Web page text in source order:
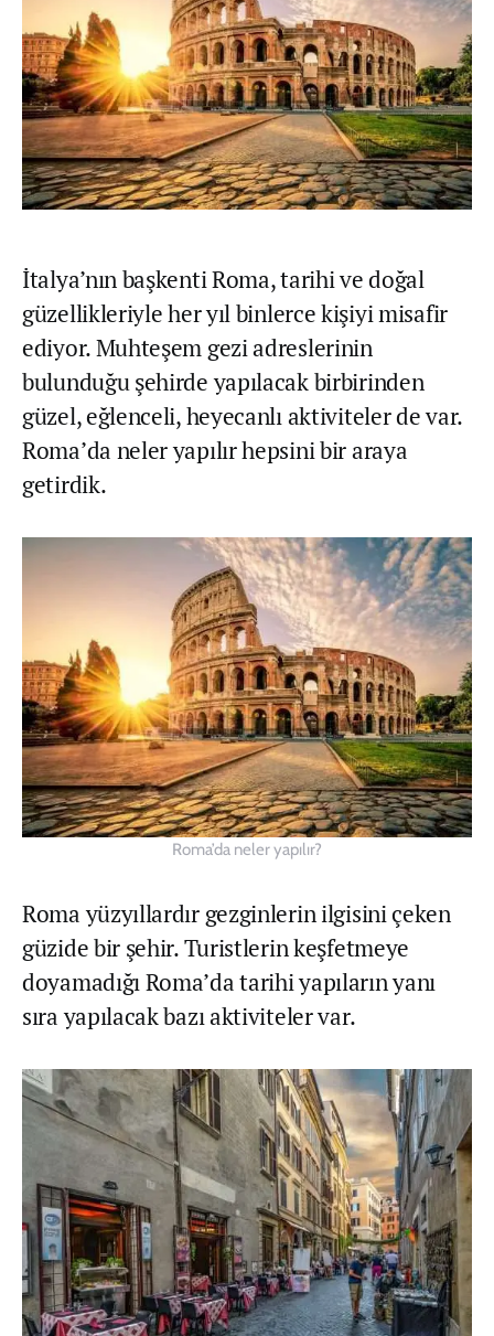
İtalya’nın başkenti Roma, tarihi ve doğal
güzellikleriyle her yıl binlerce kişiyi misafir
ediyor. Muhteşem gezi adreslerinin
bulunduğu şehirde yapılacak birbirinden
güzel, eğlenceli, heyecanlı aktiviteler de var.
Roma’da neler yapılır hepsini bir araya
getirdik.
Roma’da neler yapılır?
Roma yüzyıllardır gezginlerin ilgisini çeken
güzide bir şehir. Turistlerin keşfetmeye
doyamadığı Roma’da tarihi yapıların yanı
sıra yapılacak bazı aktiviteler var.